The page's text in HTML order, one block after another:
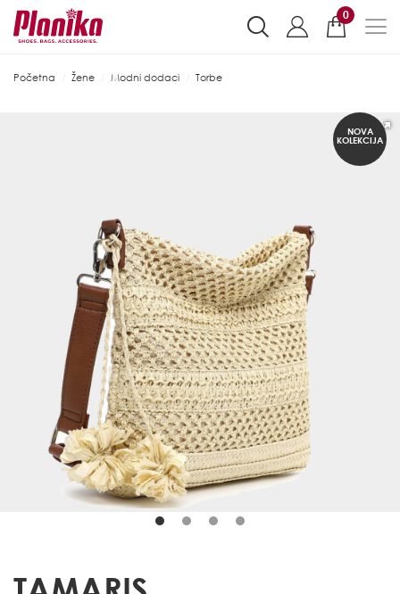
0
Početna Žene Modni dodaci Torbe
NOVA
KOLEKCIJA